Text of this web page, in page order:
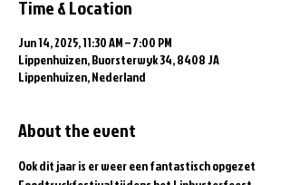
Time & Location
Jun 14, 2025, 11:30 AM – 7:00 PM
Lippenhuizen, Buorsterwyk 34, 8408 JA
Lippenhuizen, Nederland
About the event
Ook dit jaar is er weer een fantastisch opgezet